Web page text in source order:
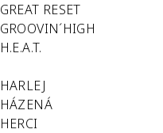
GREAT RESET
GROOVIN´HIGH
H.E.A.T.
HARLEJ
HÁZENÁ
HERCI